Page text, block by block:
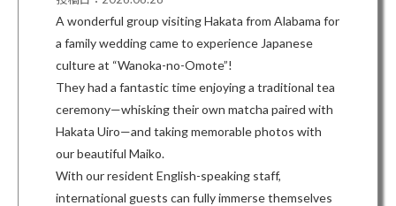
A wonderful group visiting Hakata from Alabama for
a family wedding came to experience Japanese
culture at “Wanoka-no-Omote”!
They had a fantastic time enjoying a traditional tea
ceremony—whisking their own matcha paired with
Hakata Uiro—and taking memorable photos with
our beautiful Maiko.
With our resident English-speaking staff,
international guests can fully immerse themselves